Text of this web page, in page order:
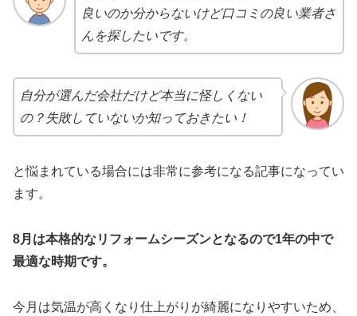
良いのか分からないけど口コミの良い業者さ
んを探したいです。
自分が選んだ会社だけど本当に怪しくない
の？失敗していないか知っておきたい！
と悩まれている場合には非常に参考になる記事になってい
ます。
8月は本格的なリフォームシーズンとなるので1年の中で
最適な時期です。
今月は気温が高くなり仕上がりが綺麗になりやすいため、